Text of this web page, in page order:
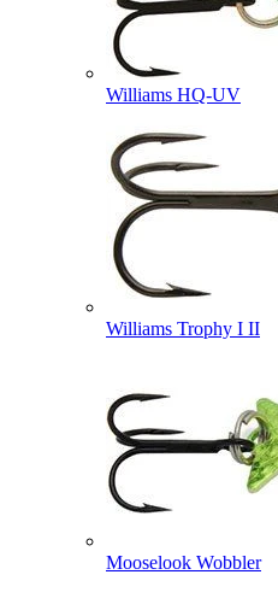
Williams HQ-UV
Williams Trophy I II
Mooselook Wobbler